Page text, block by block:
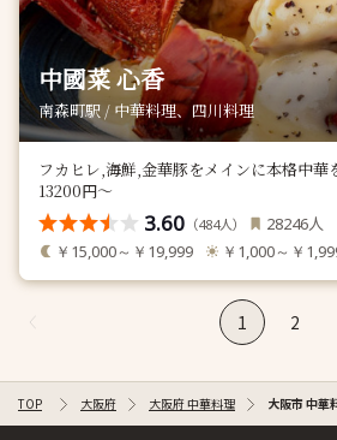
中國菜 心香
南森町駅 / 中華料理、四川料理
フカヒレ,海鮮,金華豚をメインに本格中華
13200円〜
3.60 （484人） 28246人
￥15,000～￥19,999 ￥1,000～￥
1 2
TOP 大阪府 大阪府 中華料理 大阪市 中華